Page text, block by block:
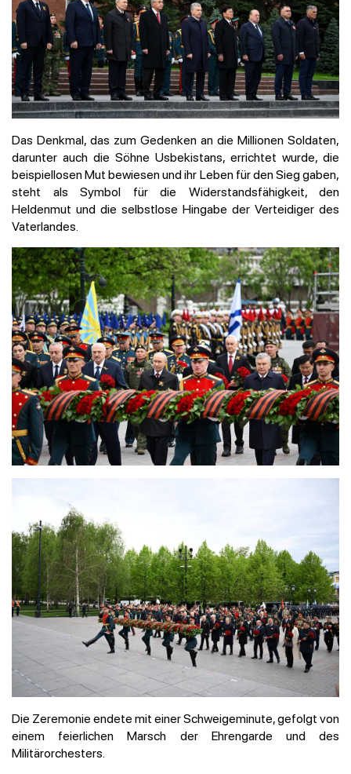
Das Denkmal, das zum Gedenken an die Millionen Soldaten,
darunter auch die Söhne Usbekistans, errichtet wurde, die
beispiellosen Mut bewiesen und ihr Leben für den Sieg gaben,
steht als Symbol für die Widerstandsfähigkeit, den
Heldenmut und die selbstlose Hingabe der Verteidiger des
Vaterlandes.
Die Zeremonie endete mit einer Schweigeminute, gefolgt von
einem feierlichen Marsch der Ehrengarde und des
Militärorchesters.